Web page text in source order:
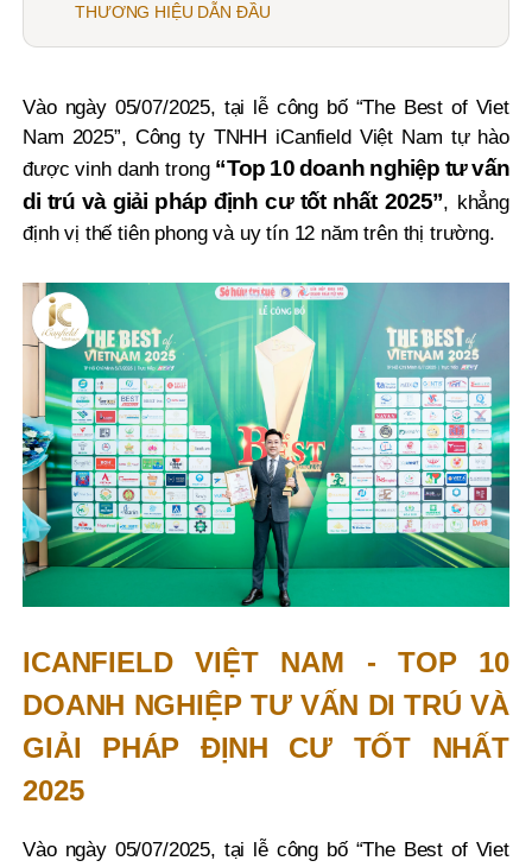
THƯƠNG HIỆU DẪN ĐẦU
Vào ngày 05/07/2025, tại lễ công bố “The Best of Viet
Nam 2025”, Công ty TNHH iCanfield Việt Nam tự hào
được vinh danh trong “Top 10 doanh nghiệp tư vấn
di trú và giải pháp định cư tốt nhất 2025”, khẳng
định vị thế tiên phong và uy tín 12 năm trên thị trường.
ICANFIELD VIỆT NAM - TOP 10
DOANH NGHIỆP TƯ VẤN DI TRÚ VÀ
GIẢI PHÁP ĐỊNH CƯ TỐT NHẤT
2025
Vào ngày 05/07/2025, tại lễ công bố “The Best of Viet